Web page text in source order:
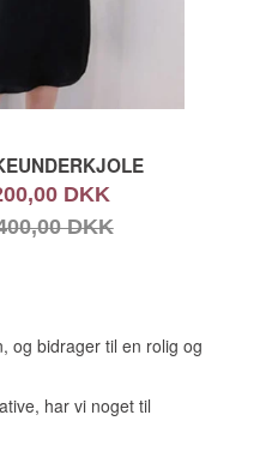
DKK
DKK
og bidrager til en rolig og
har vi noget til